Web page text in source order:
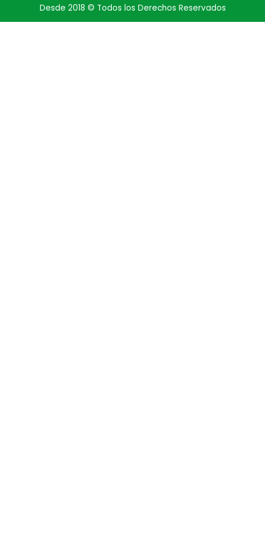
Desde 2018 © Todos los Derechos Reservados